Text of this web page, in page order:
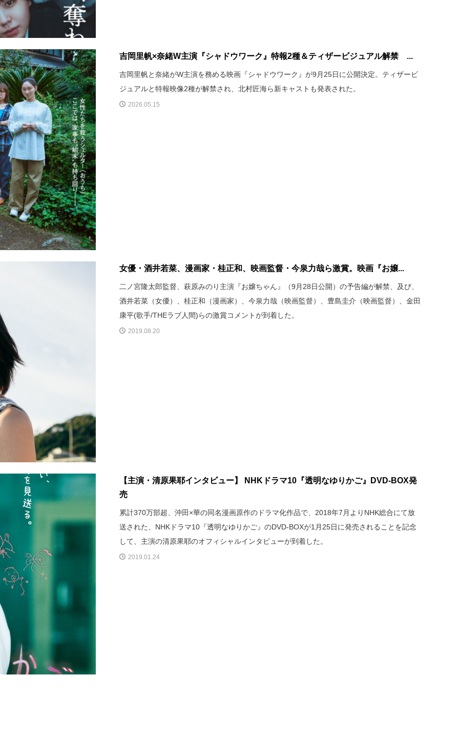
吉岡里帆×奈緒W主演『シャドウワーク』特報2種＆ティザービジュアル解禁 ...
吉岡里帆と奈緒がW主演を務める映画『シャドウワーク』が9月25日に公開決定。ティザービ
ジュアルと特報映像2種が解禁され、北村匠海ら新キャストも発表された。
2026.05.15
女優・酒井若菜、漫画家・桂正和、映画監督・今泉力哉ら激賞。映画『お嬢...
二ノ宮隆太郎監督、萩原みのり主演『お嬢ちゃん』（9月28日公開）の予告編が解禁、及び、
酒井若菜（女優）、桂正和（漫画家）、今泉力哉（映画監督）、豊島圭介（映画監督）、金田
康平(歌手/THEラブ人間)らの激賞コメントが到着した。
2019.08.20
【主演・清原果耶インタビュー】 NHKドラマ10『透明なゆりかご』DVD-BOX発
売
累計370万部超、沖田×華の同名漫画原作のドラマ化作品で、2018年7月よりNHK総合にて放
送された、NHKドラマ10『透明なゆりかご』のDVD-BOXが1月25日に発売されることを記念
して、主演の清原果耶のオフィシャルインタビューが到着した。
2019.01.24